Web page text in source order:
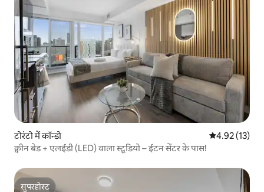
टोरंटो में कॉन्डो औसत रेटिंग 5 में
4.92 (13)
क्वीन बेड + एलईडी (LED) वाला स्टूडियो – ईटन सेंटर के पास!
सुपरहोस्ट